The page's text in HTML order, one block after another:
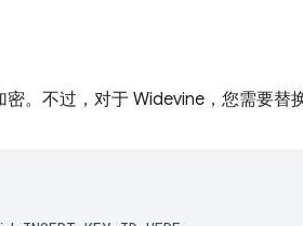
。不过，对于 Widevine，您需要替